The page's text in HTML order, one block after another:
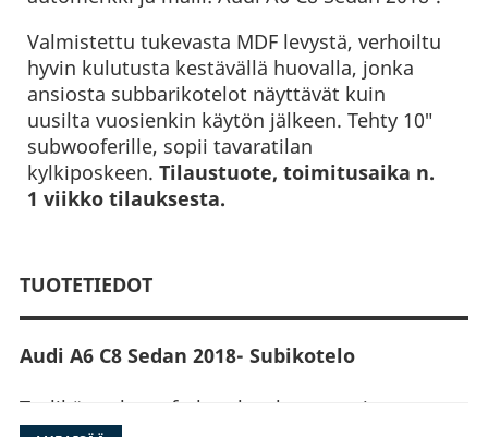
Valmistettu tukevasta MDF levystä, verhoiltu
hyvin kulutusta kestävällä huovalla, jonka
ansiosta subbarikotelot näyttävät kuin
uusilta vuosienkin käytön jälkeen. Tehty 10″
subwooferille, sopii tavaratilan
kylkiposkeen.Tilaustuote, toimitusaika n.
1 viikko tilauksesta.
TUOTETIEDOT
Audi A6 C8 Sedan 2018- Subikotelo
Tyylikäs subwooferkotelo, yhteensopiva